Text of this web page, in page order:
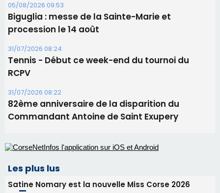
05/08/2026 09:53
Biguglia : messe de la Sainte-Marie et
procession le 14 août
31/07/2026 08:24
Tennis - Début ce week-end du tournoi du
RCPV
31/07/2026 08:22
82ème anniversaire de la disparition du
Commandant Antoine de Saint Exupery
Les plus lus
Satine Nomary est la nouvelle Miss Corse 2026